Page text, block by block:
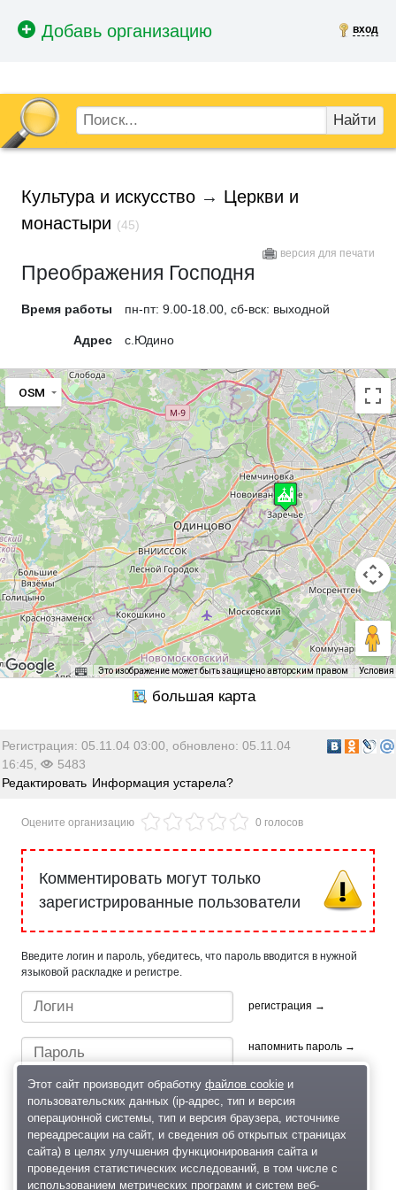
вход
Найти
Культура и искусство → Церкви и
монастыри (45)
версия для печати
Преображения Господня
Время работы пн-пт: 9.00-18.00, сб-вск: выходной
Адрес с.Юдино
OSM
Это изображение может быть защищено авторским правом Условия
Регистрация: 05.11.04 03:00, обновлено: 05.11.04
16:45,
5483
Редактировать Информация устарела?
Оцените организацию 0 голосов
Комментировать могут только
зарегистрированные пользователи
Введите логин и пароль, убедитесь, что пароль вводится в нужной
языковой раскладке и регистре.
регистрация →
напомнить пароль →
Быстрый вход/регистрация, используя профиль в:
Этот сайт производит обработку файлов cookieи
пользовательских данных (ip-адрес, тип и версия
операционной системы, тип и версия браузера, источнике
переадресации на сайт, и сведения об открытых страницах
сайта) в целях улучшения функционирования сайта и
проведения статистических исследований, в том числе с
использованием метрических программ и систем веб-